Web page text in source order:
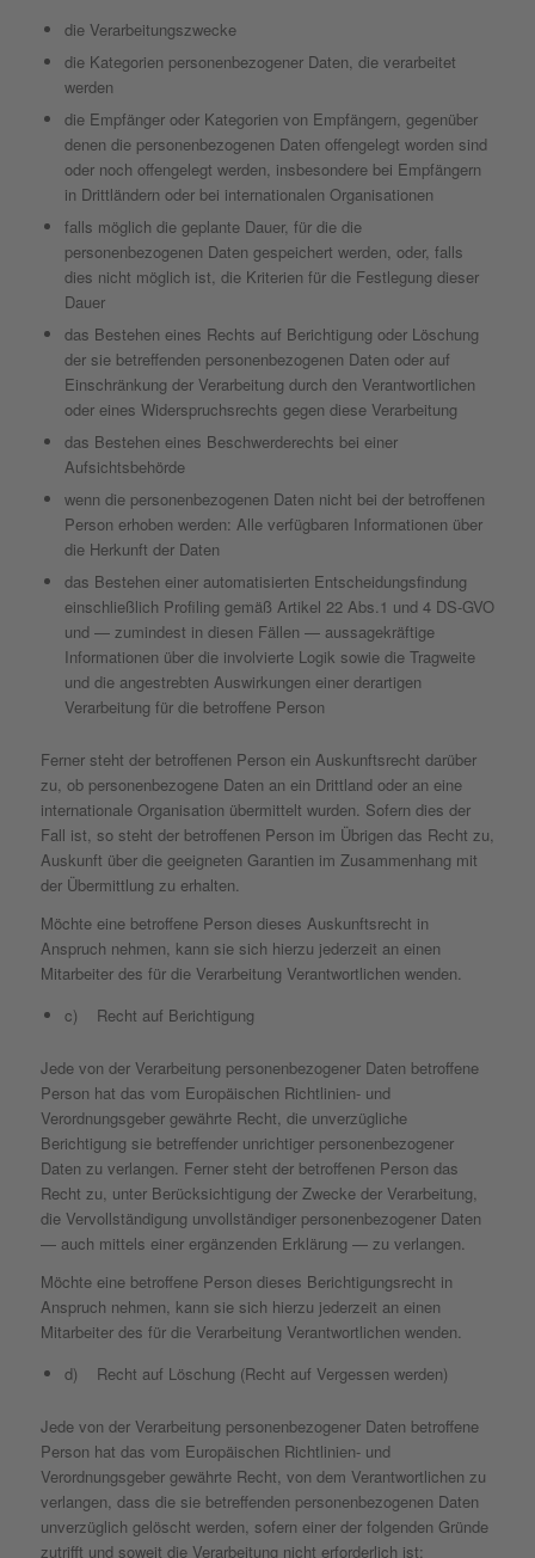
die Verarbeitungszwecke
die Kategorien personenbezogener Daten, die verarbeitet
werden
die Empfänger oder Kategorien von Empfängern, gegenüber
denen die personenbezogenen Daten offengelegt worden sind
oder noch offengelegt werden, insbesondere bei Empfängern
in Drittländern oder bei internationalen Organisationen
falls möglich die geplante Dauer, für die die
personenbezogenen Daten gespeichert werden, oder, falls
dies nicht möglich ist, die Kriterien für die Festlegung dieser
Dauer
das Bestehen eines Rechts auf Berichtigung oder Löschung
der sie betreffenden personenbezogenen Daten oder auf
Einschränkung der Verarbeitung durch den Verantwortlichen
oder eines Widerspruchsrechts gegen diese Verarbeitung
das Bestehen eines Beschwerderechts bei einer
Aufsichtsbehörde
wenn die personenbezogenen Daten nicht bei der betroffenen
Person erhoben werden: Alle verfügbaren Informationen über
die Herkunft der Daten
das Bestehen einer automatisierten Entscheidungsfindung
einschließlich Profiling gemäß Artikel 22 Abs.1 und 4 DS-GVO
und — zumindest in diesen Fällen — aussagekräftige
Informationen über die involvierte Logik sowie die Tragweite
und die angestrebten Auswirkungen einer derartigen
Verarbeitung für die betroffene Person
Ferner steht der betroffenen Person ein Auskunftsrecht darüber
zu, ob personenbezogene Daten an ein Drittland oder an eine
internationale Organisation übermittelt wurden. Sofern dies der
Fall ist, so steht der betroffenen Person im Übrigen das Recht zu,
Auskunft über die geeigneten Garantien im Zusammenhang mit
der Übermittlung zu erhalten.
Möchte eine betroffene Person dieses Auskunftsrecht in
Anspruch nehmen, kann sie sich hierzu jederzeit an einen
Mitarbeiter des für die Verarbeitung Verantwortlichen wenden.
c) Recht auf Berichtigung
Jede von der Verarbeitung personenbezogener Daten betroffene
Person hat das vom Europäischen Richtlinien- und
Verordnungsgeber gewährte Recht, die unverzügliche
Berichtigung sie betreffender unrichtiger personenbezogener
Daten zu verlangen. Ferner steht der betroffenen Person das
Recht zu, unter Berücksichtigung der Zwecke der Verarbeitung,
die Vervollständigung unvollständiger personenbezogener Daten
— auch mittels einer ergänzenden Erklärung — zu verlangen.
Möchte eine betroffene Person dieses Berichtigungsrecht in
Anspruch nehmen, kann sie sich hierzu jederzeit an einen
Mitarbeiter des für die Verarbeitung Verantwortlichen wenden.
d) Recht auf Löschung (Recht auf Vergessen werden)
Jede von der Verarbeitung personenbezogener Daten betroffene
Person hat das vom Europäischen Richtlinien- und
Verordnungsgeber gewährte Recht, von dem Verantwortlichen zu
verlangen, dass die sie betreffenden personenbezogenen Daten
unverzüglich gelöscht werden, sofern einer der folgenden Gründe
zutrifft und soweit die Verarbeitung nicht erforderlich ist: